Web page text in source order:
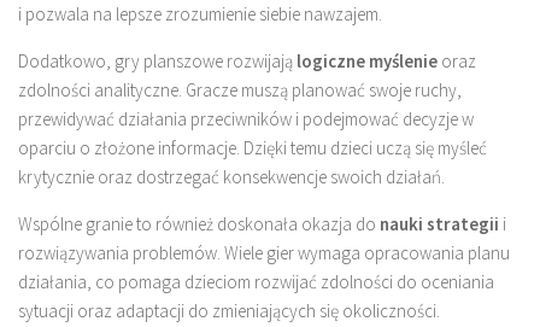
i pozwala na lepsze zrozumienie siebie nawzajem.
Dodatkowo, gry planszowe rozwijają logiczne myślenie oraz
zdolności analityczne. Gracze muszą planować swoje ruchy,
przewidywać działania przeciwników i podejmować decyzje w
oparciu o złożone informacje. Dzięki temu dzieci uczą się myśleć
krytycznie oraz dostrzegać konsekwencje swoich działań.
Wspólne granie to również doskonała okazja do nauki strategii i
rozwiązywania problemów. Wiele gier wymaga opracowania planu
działania, co pomaga dzieciom rozwijać zdolności do oceniania
sytuacji oraz adaptacji do zmieniających się okoliczności.